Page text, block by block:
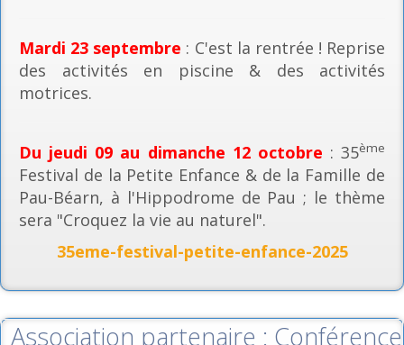
Mardi 23 septembre : C'est la rentrée ! Reprise
des activités en piscine & des activités
motrices.
Du jeudi 09 au dimanche 12 octobre : 35ème
Festival de la Petite Enfance & de la Famille de
Pau-Béarn, à l'Hippodrome de Pau ; le thème
sera "Croquez la vie au naturel".
35eme-festival-petite-enfance-2025
Association partenaire : Conférence